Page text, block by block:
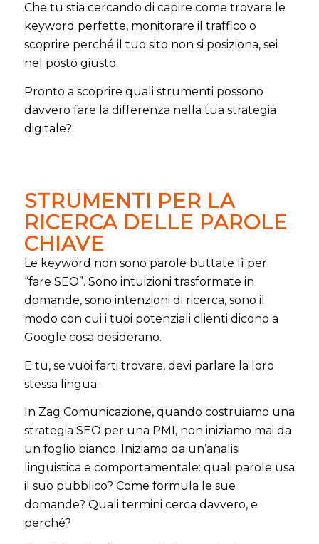
Che tu stia cercando di capire come trovare le
keyword perfette, monitorare il traffico o
scoprire perché il tuo sito non si posiziona, sei
nel posto giusto.
Pronto a scoprire quali strumenti possono
davvero fare la differenza nella tua strategia
digitale?
STRUMENTI PER LA
RICERCA DELLE PAROLE
CHIAVE
Le keyword non sono parole buttate lì per
“fare SEO”. Sono intuizioni trasformate in
domande, sono intenzioni di ricerca, sono il
modo con cui i tuoi potenziali clienti dicono a
Google cosa desiderano.
E tu, se vuoi farti trovare, devi parlare la loro
stessa lingua.
In Zag Comunicazione, quando costruiamo una
strategia SEO per una PMI, non iniziamo mai da
un foglio bianco. Iniziamo da un’analisi
linguistica e comportamentale: quali parole usa
il suo pubblico? Come formula le sue
domande? Quali termini cerca davvero, e
perché?